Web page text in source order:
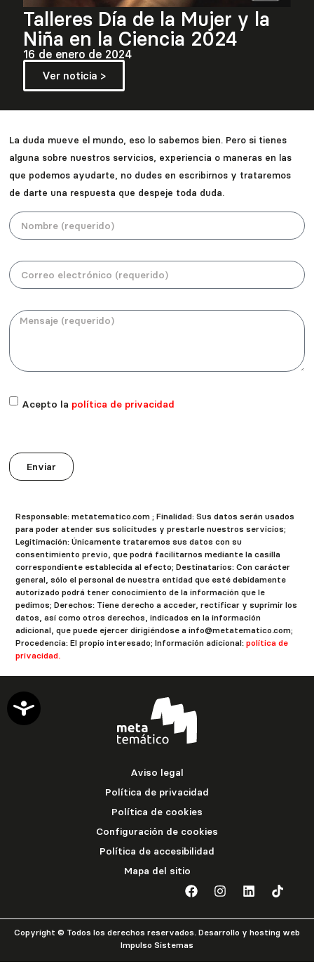
Accesibilidad
Día de la Mujer y la
la Ciencia 2024
de 2024
Talleres
Niña en
La duda mueve el mundo, eso lo sabemos bien. Pero si tienes
alguna sobre nuestros servicios, experiencia o maneras en las
que podemos ayudarte, no dudes en escribirnos y trataremos
de darte una respuesta que despeje toda duda.
Acepto la política de privacidad
Enviar
Responsable: metatematico.com ; Finalidad: Sus datos serán usados
para poder atender sus solicitudes y prestarle nuestros servicios;
Legitimación: Únicamente trataremos sus datos con su
consentimiento previo, que podrá facilitarnos mediante la casilla
correspondiente establecida al efecto; Destinatarios: Con carácter
general, sólo el personal de nuestra entidad que esté debidamente
autorizado podrá tener conocimiento de la información que le
pedimos; Derechos: Tiene derecho a acceder, rectificar y suprimir los
datos, así como otros derechos, indicados en la información
adicional, que puede ejercer dirigiéndose a info@metatematico.com;
Procedencia: El propio interesado; Información adicional:política de
privacidad.
Aviso legal
Política de privacidad
Política de cookies
Configuración de cookies
Política de accesibilidad
Mapa del sitio
Copyright © Todos los derechos reservados. Desarrollo y hosting web
Impulso Sistemas